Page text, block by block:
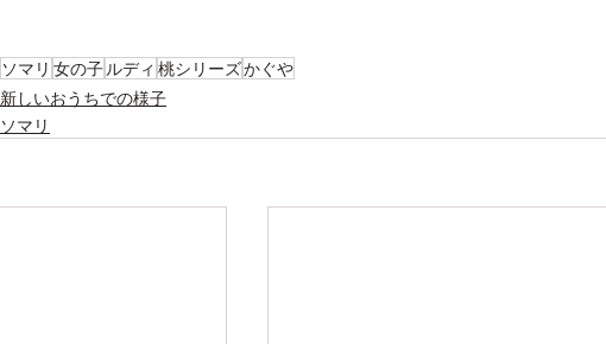
ソマリ 女の子 ルディ 桃シリーズかぐや
新しいおうちでの様子
ソマリ